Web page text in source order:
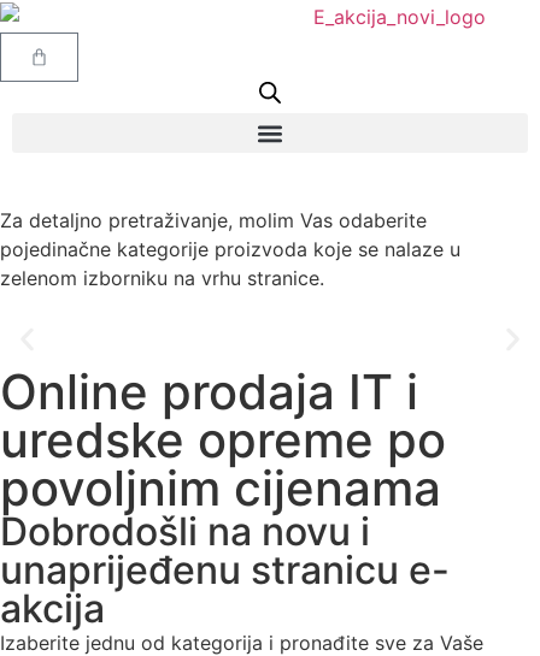
Za detaljno pretraživanje, molim Vas odaberite
pojedinačne kategorije proizvoda koje se nalaze u
zelenom izborniku na vrhu stranice.
REGISTRATORI
po odličnim cijenama
Online prodaja IT i
uredske opreme po
povoljnim cijenama
Dobrodošli na novu i
unaprijeđenu stranicu e-
akcija
Izaberite jednu od kategorija i pronađite sve za Vaše